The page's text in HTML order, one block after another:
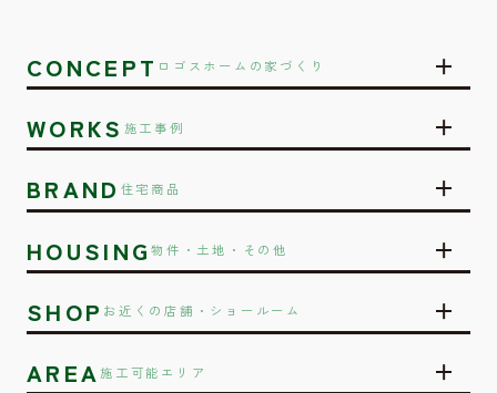
CONCEPT ロゴスホームの家づくり
WORKS 施工事例
BRAND 住宅商品
HOUSING物件・土地・その他
SHOP お近くの店舗・ショールーム
AREA施工可能エリア